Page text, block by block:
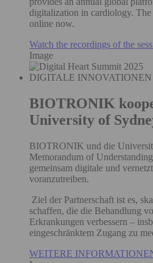
digitalization in cardiology. The
online now.
Watch the recordings of the
Image
DIGITALE
BIOTRONIK
University of
BIOTRONIK und die
Memorandum of
gemeinsam digitale und
voranzutreiben.
Ziel der Partnerschaft ist es,
schaffen, die die Behandlung
Erkrankungen verbessern –
eingeschränktem Zugang zu
WEITERE